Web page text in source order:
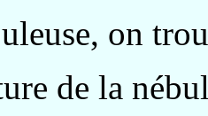
on
de la